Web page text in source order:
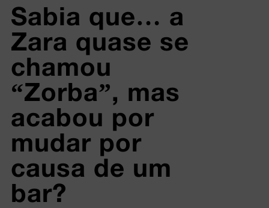
Sabia que… a
Zara quase se
chamou
“Zorba”, mas
acabou por
mudar por
causa de um
bar?